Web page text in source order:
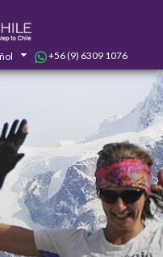
+56 (9) 6309 1076